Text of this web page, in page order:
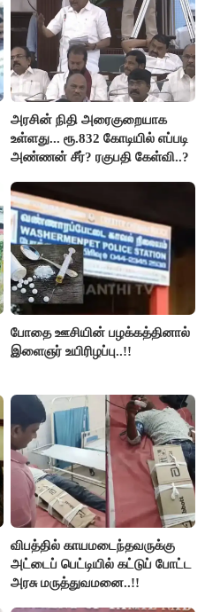
அரசின் நிதி அரைகுறையாக
உள்ளது... ரூ.832 கோடியில் எப்படி
அண்ணன் சீர்? ரகுபதி கேள்வி..?
போதை ஊசியின் பழக்கத்தினால்
இளைஞர் உயிரிழப்பு..!!
விபத்தில் காயமடைந்தவருக்கு
அட்டைப் பெட்டியில் கட்டுப் போட்ட
அரசு மருத்துவமனை..!!